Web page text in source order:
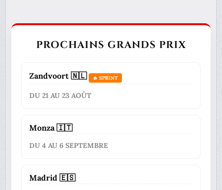
PROCHAINS GRANDS PRIX
Zandvoort 🇳🇱 🔥 SPRINT
DU 21 AU 23 AOÛT
Monza 🇮🇹
DU 4 AU 6 SEPTEMBRE
Madrid 🇪🇸